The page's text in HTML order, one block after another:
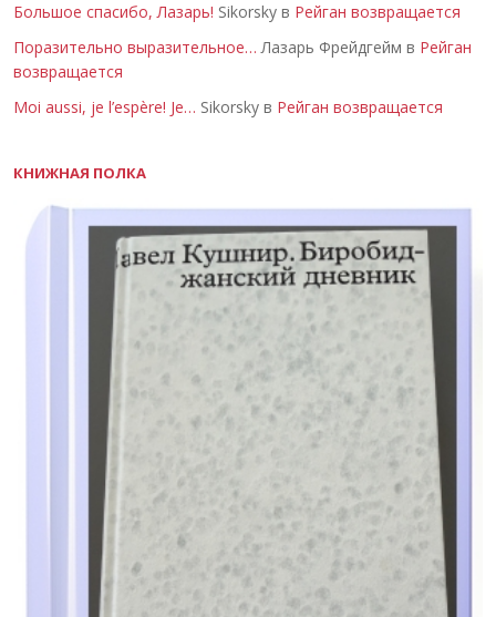
Большое спасибо, Лазарь! Sikorsky в Рейган возвращается
Поразительно выразительное… Лазарь Фрейдгейм в Рейган
возвращается
Moi aussi, je l’espère! Je… Sikorsky в Рейган возвращается
КНИЖНАЯ ПОЛКА